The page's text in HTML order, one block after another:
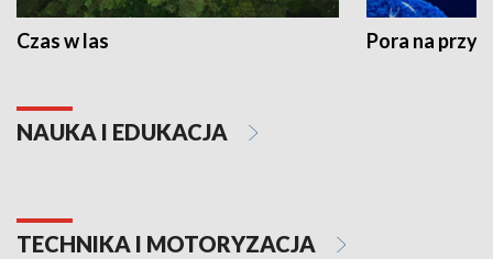
Czas w las Pora na
NAUKA I EDUKACJA
TECHNIKA I MOTORYZACJA